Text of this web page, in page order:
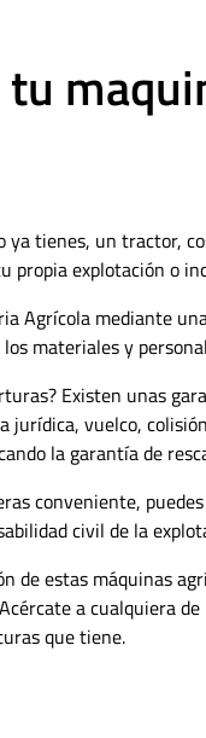
ya tienes, un tractor,
propia explotación o
Agrícola mediante
materiales y
Existen unas
jurídica, vuelco,
la garantía de
conveniente,
civil de la
de estas máquinas
a cualquiera
que tiene.